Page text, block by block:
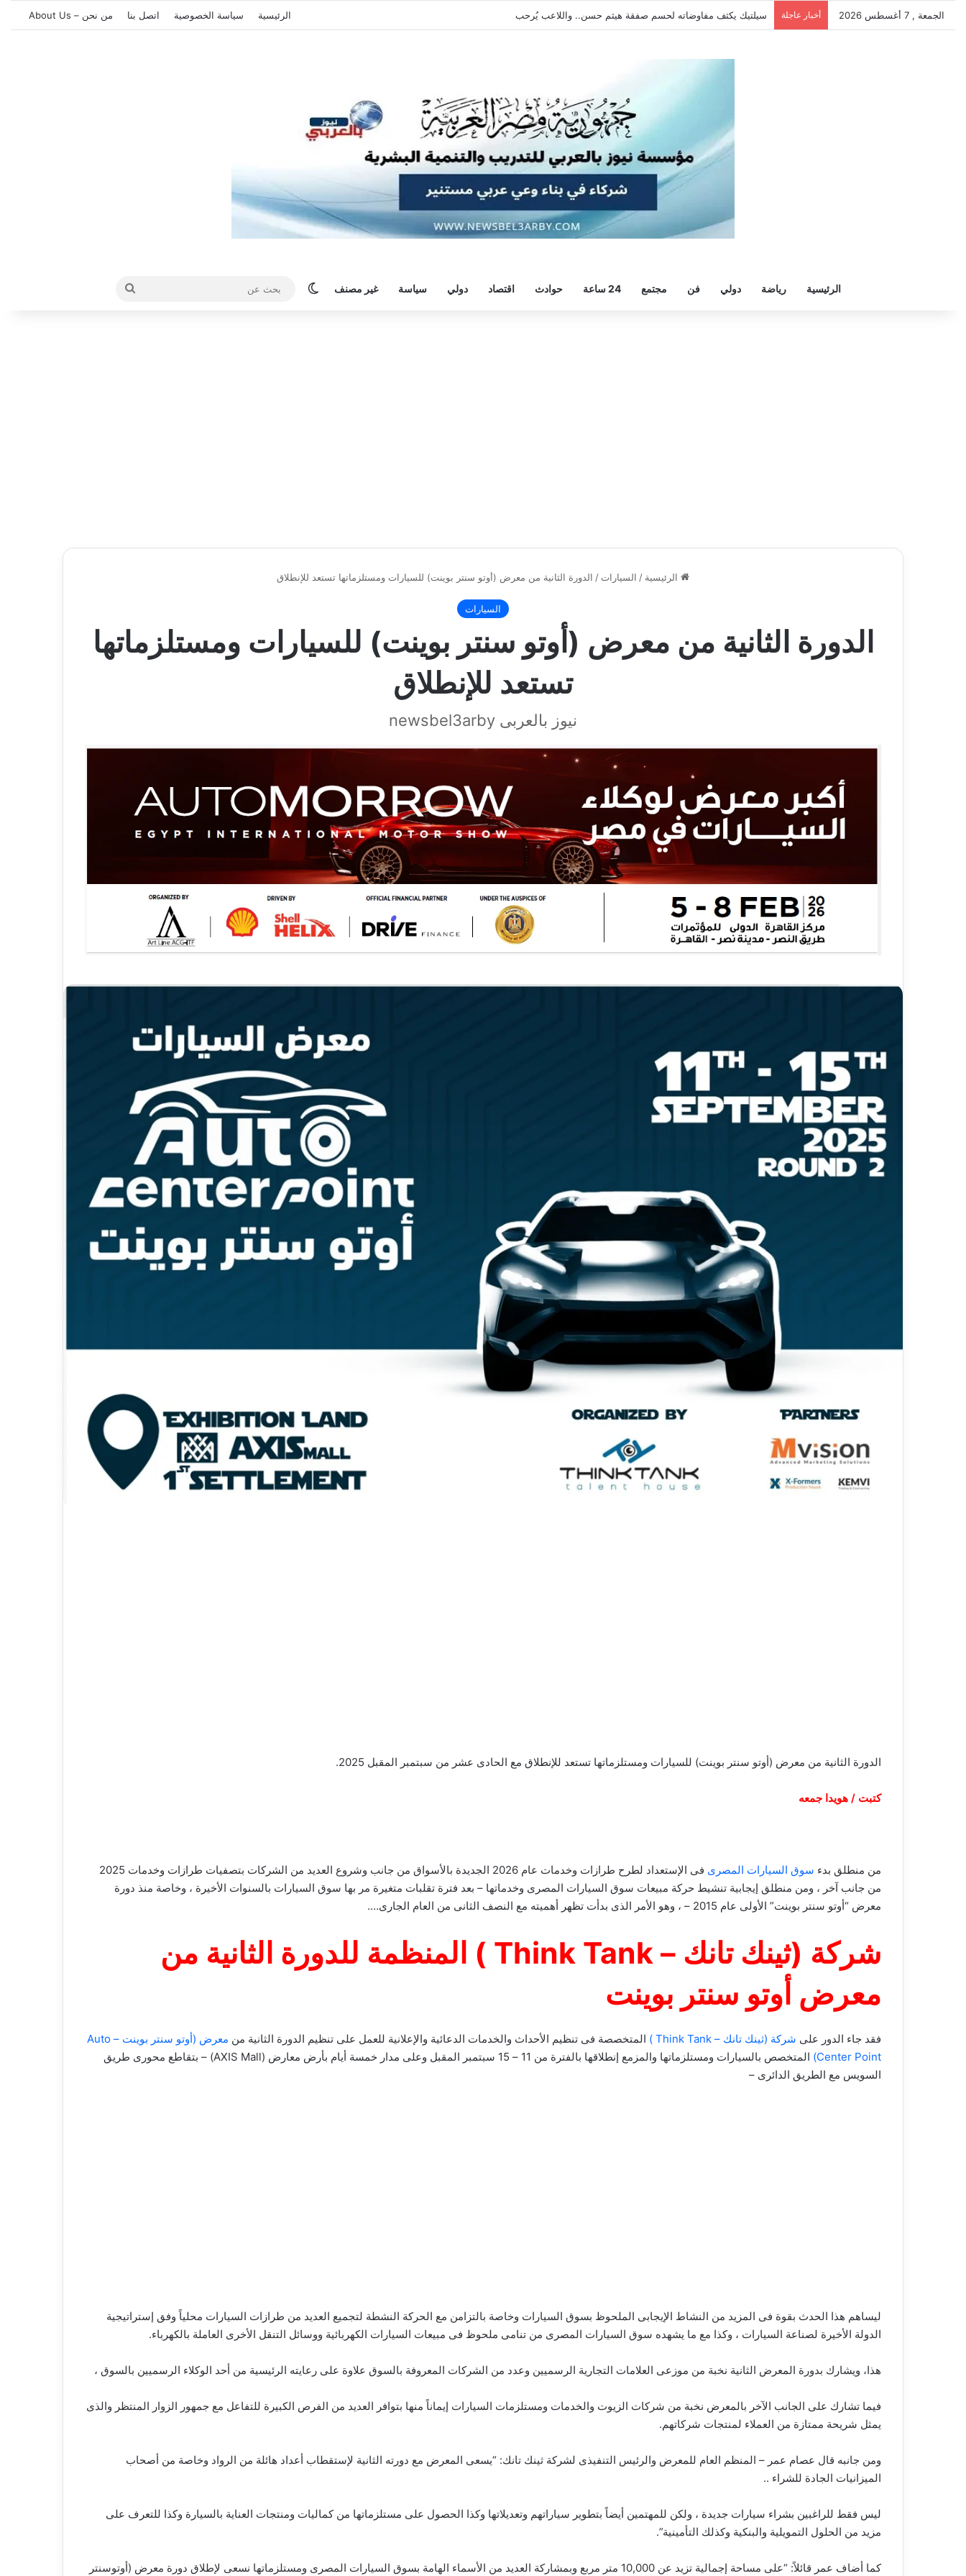
الجمعة , 7 أغسطس 2026 أخبار عاجلة الزمالك يرفض رحيل خوان بيزيرا ويطالبه بالعودة الفورية للتدريبات الرئيسية سياسة الخصوصية اتصل بنا من نحن – About Us
الرئيسية رياضة دولي فن مجتمع 24 ساعة حوادث اقتصاد دولي سياسة غير مصنف الوضع المظلم
بحث
الرئيسية / السيارات / الدورة الثانية من معرض (أوتو سنتر بوينت) للسيارات ومستلزماتها تستعد للإنطلاق
السيارات
الدورة الثانية من معرض (أوتو سنتر بوينت) للسيارات ومستلزماتها
تستعد للإنطلاق
نيوز بالعربى newsbel3arby
الدورة الثانية من معرض (أوتو سنتر بوينت) للسيارات ومستلزماتها تستعد للإنطلاق مع الحادى عشر من سبتمبر المقبل 2025.
كتبت / هويدا جمعه
من منطلق بدء سوق السيارات المصرى
فى الإستعداد لطرح طرازات وخدمات عام 2026 الجديدة بالأسواق من جانب وشروع العديد من الشركات بتصفيات طرازات وخدمات 2025
من جانب آخر ، ومن منطلق إيجابية تنشيط حركة مبيعات سوق السيارات المصرى وخدماتها – بعد فترة تقلبات متغيرة مر بها سوق السيارات بالسنوات الأخيرة ، وخاصة منذ دورة
معرض “أوتو سنتر بوينت” الأولى عام 2015 – ، وهو الأمر الذى بدأت تظهر أهميته مع النصف الثانى من العام الجارى….
شركة (ثينك تانك – Think Tank ) المنظمة للدورة الثانية من
معرض أوتو سنتر بوينت
فقد جاء الدور على شركة (ثينك تانك – Think Tank ) المتخصصة فى تنظيم الأحداث والخدمات الدعائية والإعلانية للعمل على تنظيم الدورة الثانية من
معرض (أوتو سنتر بوينت – Auto
Center Point)
المتخصص بالسيارات ومستلزماتها والمزمع إنطلاقها بالفترة من 11 – 15 سبتمبر المقبل وعلى مدار خمسة أيام بأرض معارض (AXIS Mall) – بتقاطع محورى طريق
السويس مع الطريق الدائرى –
ليساهم هذا الحدث بقوة فى المزيد من النشاط الإيجابى الملحوظ بسوق السيارات وخاصة بالتزامن مع الحركة النشطة لتجميع العديد من طرازات السيارات محلياً وفق إستراتيجية
الدولة الأخيرة لصناعة السيارات ، وكذا مع ما يشهده سوق السيارات المصرى من تنامى ملحوظ فى مبيعات السيارات الكهربائية ووسائل التنقل الأخرى العاملة بالكهرباء.
هذا، ويشارك بدورة المعرض الثانية نخبة من موزعى العلامات التجارية الرسميين وعدد من الشركات المعروفة بالسوق علاوة على رعايته الرئيسية من أحد الوكلاء الرسميين بالسوق ،
فيما تشارك على الجانب الآخر بالمعرض نخبة من شركات الزيوت والخدمات ومستلزمات السيارات إيماناً منها بتوافر العديد من الفرص الكبيرة للتفاعل مع جمهور الزوار المنتظر والذى
يمثل شريحة ممتازة من العملاء لمنتجات شركاتهم.
ومن جانبه قال عصام عمر – المنظم العام للمعرض والرئيس التنفيذى لشركة ثينك تانك: “يسعى المعرض مع دورته الثانية لإستقطاب أعداد هائلة من الرواد وخاصة من أصحاب
الميزانيات الجادة للشراء ..
ليس فقط للراغبين بشراء سيارات جديدة ، ولكن للمهتمين أيضاً بتطوير سياراتهم وتعديلاتها وكذا الحصول على مستلزماتها من كماليات ومنتجات العناية بالسيارة وكذا للتعرف على
مزيد من الحلول التمويلية والبنكية وكذلك التأمينية”.
كما أضاف عمر قائلاً: “على مساحة إجمالية تزيد عن 10,000 متر مربع وبمشاركة العديد من الأسماء الهامة بسوق السيارات المصرى ومستلزماتها نسعى لإطلاق دورة معرض (أوتوسنتر